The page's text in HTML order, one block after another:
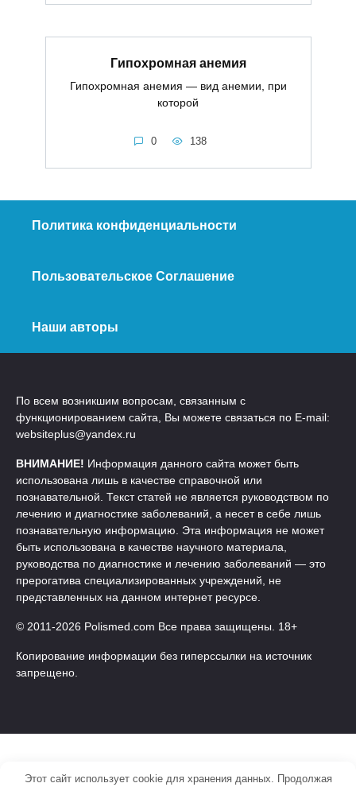
Гипохромная анемия
Гипохромная анемия — вид анемии, при
которой
0 138
Политика конфиденциальности
Пользовательское Соглашение
Наши авторы
По всем возникшим вопросам, связанным с
функционированием сайта, Вы можете связаться по E-mail:
websiteplus@yandex.ru
ВНИМАНИЕ! Информация данного сайта может быть
использована лишь в качестве справочной или
познавательной. Текст статей не является руководством по
лечению и диагностике заболеваний, а несет в себе лишь
познавательную информацию. Эта информация не может
быть использована в качестве научного материала,
руководства по диагностике и лечению заболеваний — это
прерогатива специализированных учреждений, не
представленных на данном интернет ресурсе.
© 2011-2026 Polismed.com Все права защищены. 18+
Копирование информации без гиперссылки на источник
запрещено.
Этот сайт использует cookie для хранения данных. Продолжая